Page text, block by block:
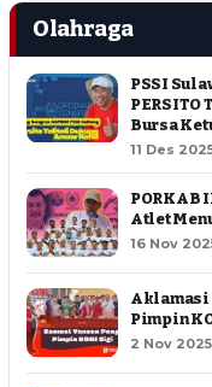
Olahraga
PSSI
Bursa
11 Des
PORKAB
Atlet
16 Nov
Aklamasi
Pimpin
2 Nov 2025